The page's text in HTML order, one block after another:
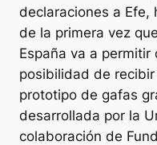
declaraciones a Efe,
de la primera vez
España va a
posibilidad de
prototipo de gafas
desarrollada por la
colaboración de